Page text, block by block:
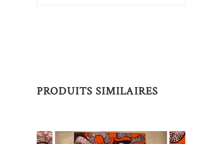
PRODUITS SIMILAIRES